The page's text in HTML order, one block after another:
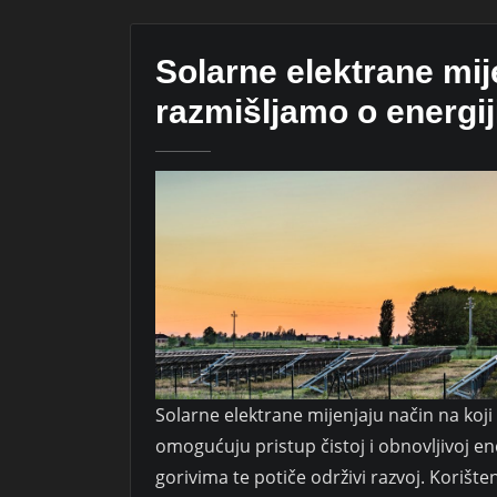
Solarne elektrane
razmišljamo o
Solarne elektrane mijenjaju način na
omogućuju pristup čistoj i obnovljivoj
gorivima te potiče održivi razvoj.